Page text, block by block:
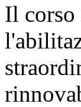
Il corso